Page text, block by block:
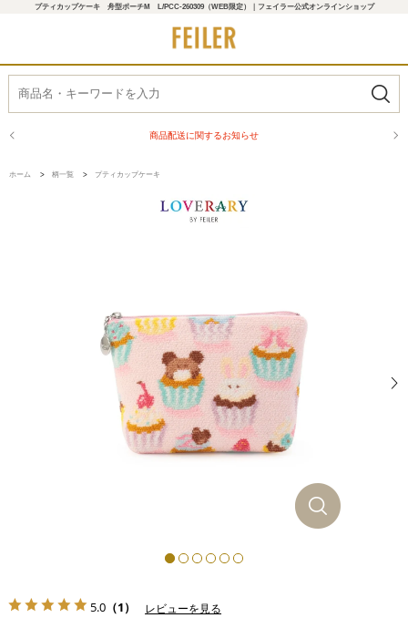
プティカップケーキ 舟型ポーチM L/PCC-260309（WEB限定）｜フェイラー公式オンラインショップ
商品配送に関するお知らせ
ホーム > 柄一覧 > プティカップケーキ
5.0 （1） レビューを見る